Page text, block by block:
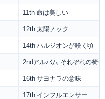
11th 命は美しい
12th 太陽ノック
14th ハルジオンが咲く頃
2ndアルバム それぞれの椅子
16th サヨナラの意味
17th インフルエンサー